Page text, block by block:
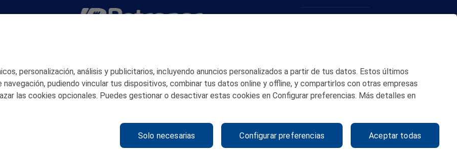
© 2026 Petronor S.A.
POLITICA DE COOKIES
personalización, análisis y publicitarios, incluyendo anuncios personalizados a partir de tus datos. Estos últimos
pudiendo vincular tus dispositivos, combinar tus datos online y offline, y compartirlos con otras empresas
las cookies opcionales. Puedes gestionar o desactivar estas cookies en Configurar preferencias. Más detalles en
Configurar preferencias
Solo necesarias Aceptar todas